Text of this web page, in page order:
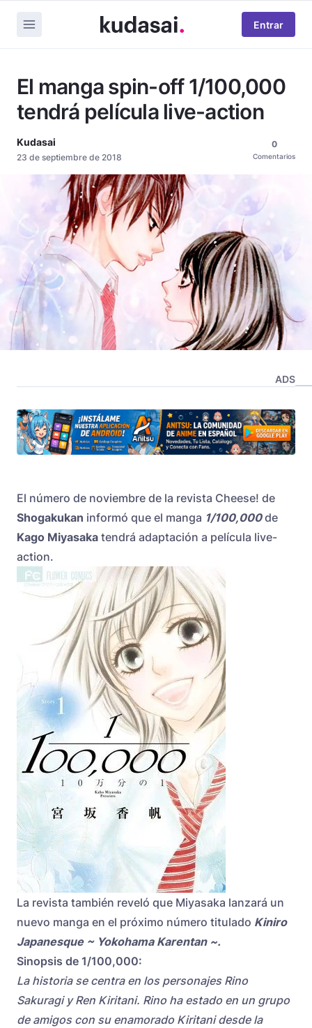
Entrar
El manga spin-off 1/100,000
tendrá película live-action
Kudasai
23 de septiembre de 2018
0
Comentarios
ADS
El número de noviembre de la revista Cheese! de
Shogakukan informó que el manga 1/100,000de
Kago Miyasaka tendrá adaptación a película live-
action.
La revista también reveló que Miyasaka lanzará un
nuevo manga en el próximo número titulado Kiniro
Japanesque ~ Yokohama Karentan ~.
Sinopsis de 1/100,000:
La historia se centra en los personajes Rino
Sakuragi y Ren Kiritani. Rino ha estado en un grupo
de amigos con su enamorado Kiritani desde la